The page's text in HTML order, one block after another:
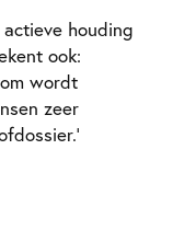
houding
ook:
wordt
zeer